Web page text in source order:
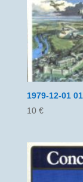
1979-12-01
10 €